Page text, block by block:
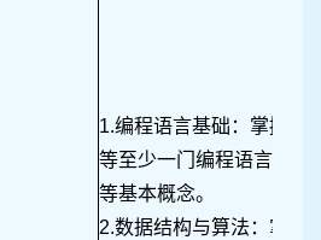
1.编程语言基础：掌握
等至少一门编程语言，学
等基本概念。
2.数据结构与算法：掌握